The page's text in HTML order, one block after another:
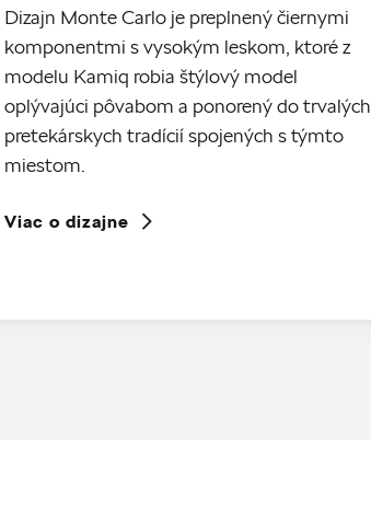
Dizajn Monte Carlo je preplnený čiernymi
komponentmi s vysokým leskom, ktoré z
modelu Kamiq robia štýlový model
oplývajúci pôvabom a ponorený do trvalých
pretekárskych tradícií spojených s týmto
miestom.
Viac o dizajne